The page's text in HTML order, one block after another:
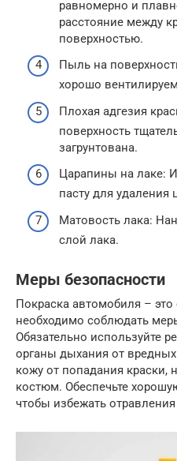
равномерно и
расстояние между
поверхностью.
Пыль на
хорошо
Плохая адгезия
поверхность
загрунтована.
Царапины на лаке:
пасту для удаления
Матовость лака:
слой лака.
Меры безопасности
Покраска автомобиля –
необходимо соблюдать
Обязательно используйте
органы дыхания от
кожу от попадания краски,
костюм. Обеспечьте
чтобы избежать